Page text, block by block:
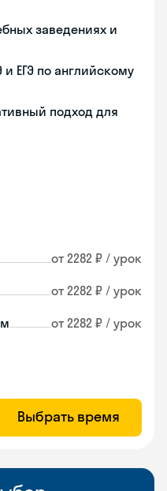
заведениях и
и ЕГЭ по английскому
подход для
от 2282 ₽ / урок
от 2282 ₽ / урок
от 2282 ₽ / урок
Выбрать время